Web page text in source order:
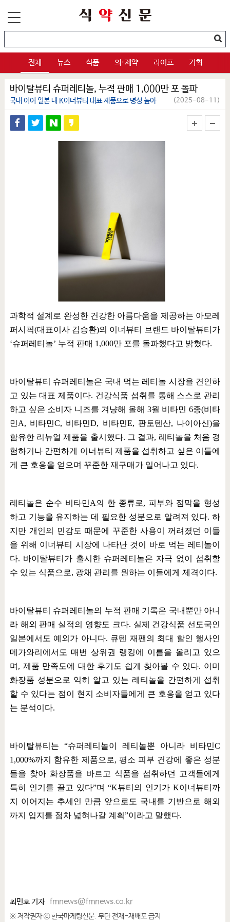
전체 뉴스 식품 의·제약 라이프 기획
바이탈뷰티 슈퍼레티놀, 누적 판매 1,000만 포 돌파
국내 이어 일본 내 K이너뷰티 대표 제품으로 명성 높아 (2025-08-11)
과학적 설계로 완성한 건강한 아름다움을 제공하는 아모레
퍼시픽(대표이사 김승환)의 이너뷰티 브랜드 바이탈뷰티가
‘슈퍼레티놀’ 누적 판매 1,000만 포를 돌파했다고 밝혔다.
바이탈뷰티 슈퍼레티놀은 국내 먹는 레티놀 시장을 견인하
고 있는 대표 제품이다. 건강식품 섭취를 통해 스스로 관리
하고 싶은 소비자 니즈를 겨냥해 올해 3월 비타민6종(비타
민A, 비타민C, 비타민D, 비타민E, 판토텐산, 나이아신)을
함유한 리뉴얼 제품을 출시했다. 그 결과, 레티놀을 처음 경
험하거나 간편하게 이너뷰티 제품을 섭취하고 싶은 이들에
게 큰 호응을 얻으며 꾸준한 재구매가 일어나고 있다.
레티놀은 순수 비타민A의 한 종류로, 피부와 점막을 형성
하고 기능을 유지하는 데 필요한 성분으로 알려져 있다.하
지만 개인의 민감도 때문에 꾸준한 사용이 꺼려졌던 이들
을 위해 이너뷰티 시장에 나타난 것이 바로 먹는 레티놀이
다. 바이탈뷰티가 출시한 슈퍼레티놀은 자극 없이 섭취할
수 있는 식품으로, 광채 관리를 원하는 이들에게 제격이다.
바이탈뷰티 슈퍼레티놀의 누적 판매 기록은 국내뿐만 아니
라 해외 판매 실적의 영향도 크다. 실제 건강식품 선도국인
일본에서도 예외가 아니다. 큐텐 재팬의 최대 할인 행사인
메가와리에서도 매번 상위권 랭킹에 이름을 올리고 있으
며 , 제품 만족도에 대한 후기도 쉽게 찾아볼 수 있다. 이미
화장품 성분으로 익히 알고 있는 레티놀을 간편하게 섭취
할 수 있다는 점이 현지 소비자들에게 큰 호응을 얻고 있다
는 분석이다.
바이탈뷰티는 “슈퍼레티놀이 레티놀뿐 아니라 비타민C
1,000%까지 함유한 제품으로, 평소 피부 건강에 좋은 성분
들을 찾아 화장품을 바르고 식품을 섭취하던 고객들에게
특히 인기를 끌고 있다”며“K뷰티의 인기가K이너뷰티까
지 이어지는 추세인 만큼 앞으로도 국내를 기반으로 해외
까지 입지를 점차 넓혀나갈 계획”이라고 말했다.
최민호 기자 fmnews@fmnews.co.kr
※ 저작권자 ⓒ 한국마케팅신문. 무단 전재-재배포 금지